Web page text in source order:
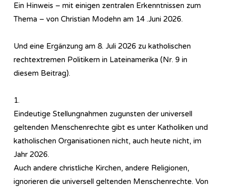
Ein Hinweis – mit einigen zentralen Erkenntnissen zum
Thema – von Christian Modehn am 14 .Juni 2026.
Und eine Ergänzung am 8. Juli 2026 zu katholischen
rechtextremen Politikern in Lateinamerika (Nr. 9 in
diesem Beitrag).
1.
Eindeutige Stellungnahmen zugunsten der universell
geltenden Menschenrechte gibt es unter Katholiken und
katholischen Organisationen nicht, auch heute nicht, im
Jahr 2026.
Auch andere christliche Kirchen, andere Religionen,
ignorieren die universell geltenden Menschenrechte. Von